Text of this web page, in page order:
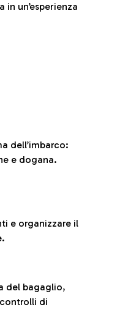
un’esperienza
dell’imbarco:
e dogana.
e organizzare il
del bagaglio,
di